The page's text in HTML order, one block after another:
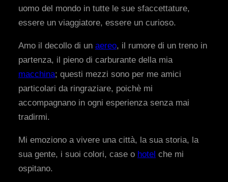
uomo del mondo in tutte le sue sfaccettature,
essere un viaggiatore, essere un curioso.
Amo il decollo di un aereo, il rumore di un treno in
partenza, il pieno di carburante della mia
macchina; questi mezzi sono per me amici
particolari da ringraziare, poichè mi
accompagnano in ogni esperienza senza mai
tradirmi.
Mi emoziono a vivere una città, la sua storia, la
sua gente, i suoi colori, case o hotel che mi
ospitano.